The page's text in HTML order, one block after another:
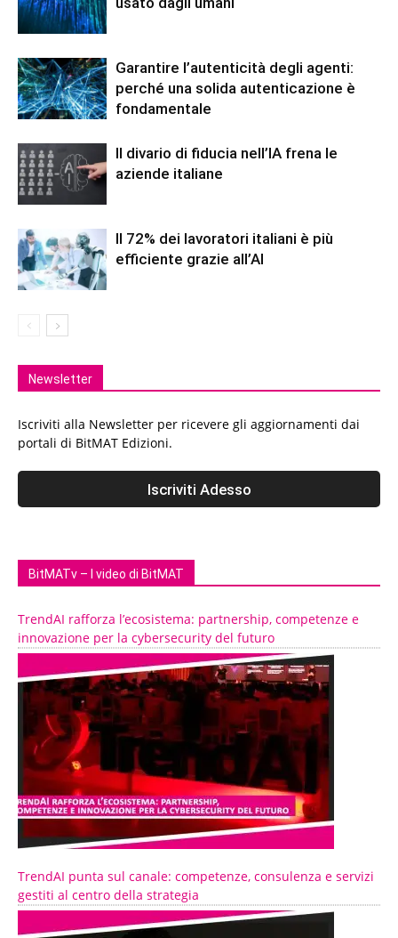
Garantire l’autenticità degli agenti:
perché una solida autenticazione è
fondamentale
Il divario di fiducia nell’IA frena le
aziende italiane
Il 72% dei lavoratori italiani è più
efficiente grazie all’AI
Newsletter
Iscriviti alla Newsletter per ricevere gli aggiornamenti dai
portali di BitMAT Edizioni.
BitMATv – I video di BitMAT
TrendAI rafforza l’ecosistema: partnership, competenze e
innovazione per la cybersecurity del futuro
TrendAI punta sul canale: competenze, consulenza e servizi
gestiti al centro della strategia